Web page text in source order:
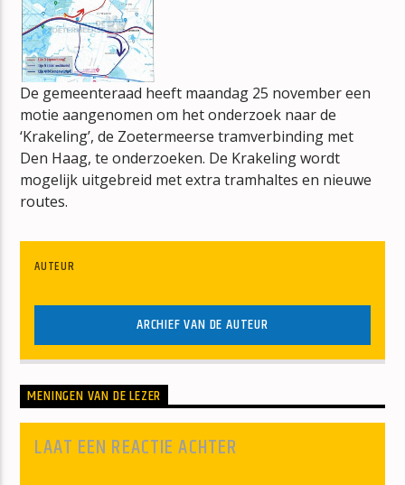
mz-radio
De gemeenteraad heeft maandag 25 november een
motie aangenomen om het onderzoek naar de
‘Krakeling’, de Zoetermeerse tramverbinding met
Den Haag, te onderzoeken. De Krakeling wordt
mogelijk uitgebreid met extra tramhaltes en nieuwe
routes.
AUTEUR
ARCHIEF VAN DE AUTEUR
MENINGEN VAN DE LEZER
LAAT EEN REACTIE ACHTER